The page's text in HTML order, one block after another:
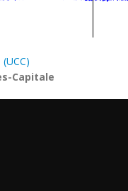
Capitale